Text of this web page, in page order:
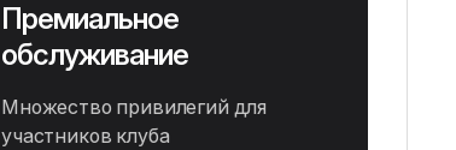
Премиальное
обслуживание
Множество привилегий для
участников клуба